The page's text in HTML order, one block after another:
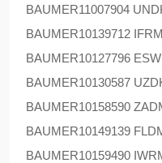
BAUMER11007904
BAUMER10139712
BAUMER10127796
BAUMER10130587
BAUMER10158590
BAUMER10149139
BAUMER10159490